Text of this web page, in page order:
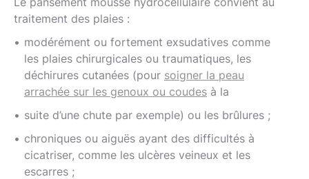
traitement des plaies :
modérément ou fortement exsudatives comme
les plaies chirurgicales ou traumatiques, les
déchirures cutanées (pour soigner la peau
arrachée sur les genoux ou coudes à la
suite d’une chute par exemple) ou les brûlures ;
chroniques ou aiguës ayant des difficultés à
cicatriser, comme les ulcères veineux et les
escarres ;